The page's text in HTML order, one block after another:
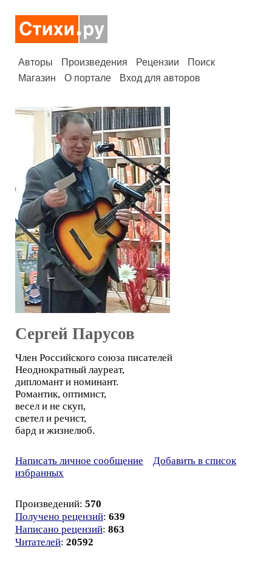
Авторы Произведения Рецензии
Поиск
Магазин
О портале Вход для авторов
Сергей Парусов
Член Российского союза писателей
Неоднократный лауреат,
дипломант и номинант.
Романтик, оптимист,
весел и не скуп,
светел и речист,
бард и жизнелюб.
Написать личное сообщение
Добавить в список
избранных
Произведений: 570
Получено рецензий: 639
Написано рецензий: 863
Читателей: 20592